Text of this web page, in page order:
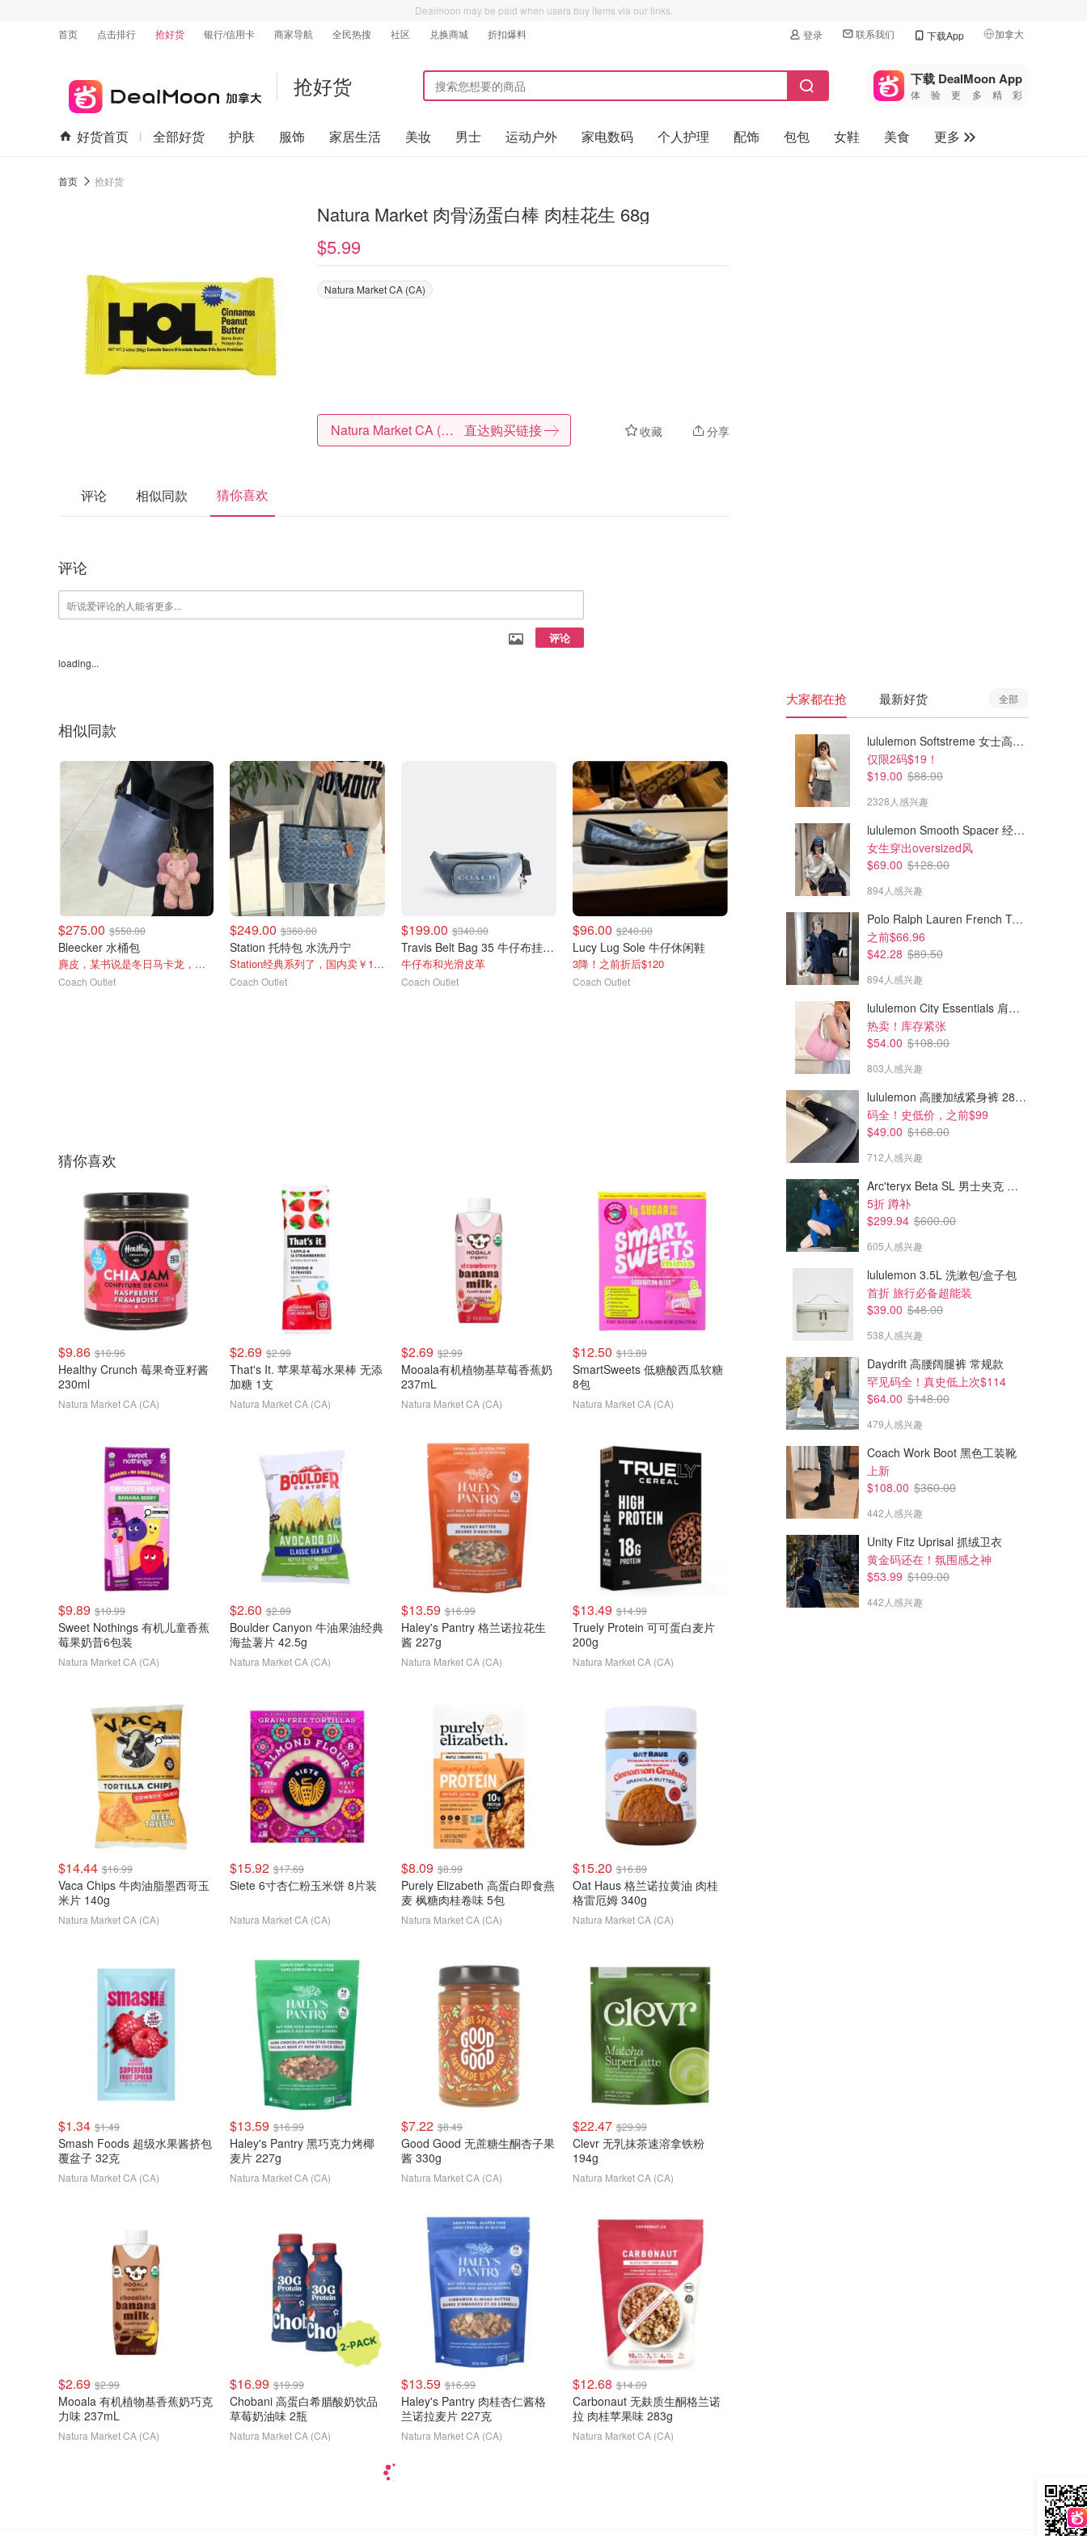
Dealmoon may be paid when users buy items via our links.
首页
点击排行 抢好货 银行/信用卡 商家导航 全民热搜 社区 兑换商城 折扣爆料 登录 联系我们 下载App 加拿大
🇺🇸
美国
🇨🇳中国
🇨🇦加拿大
抢好货 下载 DealMoon App
体验更多精彩
好货首页 全部好货 护肤 服饰 家居生活 美妆 男士 运动户外 家电数码 个人护理 配饰 包包 女鞋 美食
更多
首页 抢好货
Natura Market 肉骨汤蛋白棒 肉桂花生 68g
$5.99
Natura Market CA (CA)
收藏 分享
Natura Market CA (CA) 直达购买链接
评论 相似同款 猜你喜欢
评论
评论
loading...
相似同款
$275.00 $550.00
Bleecker 水桶包
麂皮，某书说是冬日马卡龙，国内卖￥2450
Coach Outlet
$249.00 $360.00
Station 托特包 水洗丹宁
Station经典系列了，国内卖￥1688
Coach Outlet
$199.00 $340.00
Travis Belt Bag 35 牛仔布挂饰腰包
牛仔布和光滑皮革
Coach Outlet
$96.00 $240.00
Lucy Lug Sole 牛仔休闲鞋
3降！之前折后$120
Coach Outlet
$150.00
Regenerative Cotton 格纹ID卡包
三个信用卡槽，国内卖￥459
Coach Outlet
$59.00
Mini Skinny Id 卡包 丹宁布
Coach Outlet
猜你喜欢
$9.86 $10.96
Healthy Crunch 莓果奇亚籽酱
230ml
Natura Market CA (CA)
$2.69 $2.99
That's It. 苹果草莓水果棒 无添
加糖 1支
Natura Market CA (CA)
$2.69 $2.99
Mooala有机植物基草莓香蕉奶
237mL
Natura Market CA (CA)
$12.50 $13.89
SmartSweets 低糖酸西瓜软糖
8包
Natura Market CA (CA)
$9.89 $10.99
Sweet Nothings 有机儿童香蕉
莓果奶昔6包装
Natura Market CA (CA)
$2.60 $2.89
Boulder Canyon 牛油果油经典
海盐薯片 42.5g
Natura Market CA (CA)
$13.59 $16.99
Haley's Pantry 格兰诺拉花生
酱 227g
Natura Market CA (CA)
$13.49 $14.99
Truely Protein 可可蛋白麦片
200g
Natura Market CA (CA)
$14.44 $16.99
Vaca Chips 牛肉油脂墨西哥玉
米片 140g
Natura Market CA (CA)
$15.92 $17.69
Siete 6寸杏仁粉玉米饼 8片装
Natura Market CA (CA)
$8.09 $8.99
Purely Elizabeth 高蛋白即食燕
麦 枫糖肉桂卷味 5包
Natura Market CA (CA)
$15.20 $16.89
Oat Haus 格兰诺拉黄油 肉桂
格雷厄姆 340g
Natura Market CA (CA)
$1.34 $1.49
Smash Foods 超级水果酱挤包
覆盆子 32克
Natura Market CA (CA)
$13.59 $16.99
Haley's Pantry 黑巧克力烤椰
麦片 227g
Natura Market CA (CA)
$7.22 $8.49
Good Good 无蔗糖生酮杏子果
酱 330g
Natura Market CA (CA)
$22.47 $29.99
Clevr 无乳抹茶速溶拿铁粉
194g
Natura Market CA (CA)
$2.69 $2.99
Mooala 有机植物基香蕉奶巧克
力味 237mL
Natura Market CA (CA)
$16.99 $19.99
Chobani 高蛋白希腊酸奶饮品
草莓奶油味 2瓶
Natura Market CA (CA)
$13.59 $16.99
Haley's Pantry 肉桂杏仁酱格
兰诺拉麦片 227克
Natura Market CA (CA)
$12.68 $14.09
Carbonaut 无麸质生酮格兰诺
拉 肉桂苹果味 283g
Natura Market CA (CA)
大家都在抢 最新好货 全部
lululemon Softstreme 女士高腰短裤 10cm
仅限2码$19！
$19.00 $88.00
2328人感兴趣
lululemon Smooth Spacer 经典卫衣
女生穿出oversized风
$69.00 $128.00
894人感兴趣
Polo Ralph Lauren French Terry 女童连帽卫衣 7-16码
之前$66.96
$42.28 $89.50
894人感兴趣
lululemon City Essentials 肩背包 4L
热卖！库存紧张
$54.00 $108.00
803人感兴趣
lululemon 高腰加绒紧身裤 28"≈71cm 5个口袋
码全！史低价，之前$99
$49.00 $168.00
712人感兴趣
Arc'teryx Beta SL 男士夹克 黑色
5折 蹲补
$299.94 $600.00
605人感兴趣
lululemon 3.5L 洗漱包/盒子包
首折 旅行必备超能装
$39.00 $48.00
538人感兴趣
Daydrift 高腰阔腿裤 常规款
罕见码全！真史低上次$114
$64.00 $148.00
479人感兴趣
Coach Work Boot 黑色工装靴
上新
$108.00 $360.00
442人感兴趣
Unity Fitz Uprisal 抓绒卫衣
黄金码还在！氛围感之神
$53.99 $109.00
442人感兴趣